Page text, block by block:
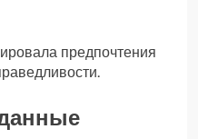
предпочтения